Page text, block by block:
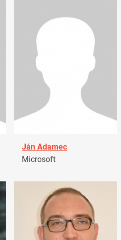
Ján Adamec
Microsoft